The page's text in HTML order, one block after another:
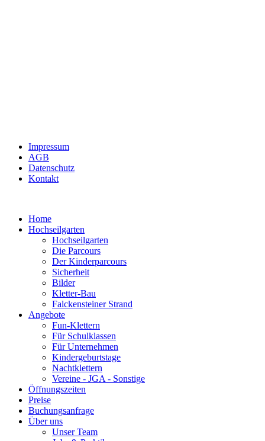
Impressum
AGB
Datenschutz
Kontakt
Home
Hochseilgarten
Hochseilgarten
Die Parcours
Der Kinderparcours
Sicherheit
Bilder
Kletter-Bau
Falckensteiner Strand
Angebote
Fun-Klettern
Für Schulklassen
Für Unternehmen
Kindergeburtstage
Nachtklettern
Vereine - JGA - Sonstige
Öffnungszeiten
Preise
Buchungsanfrage
Über uns
Unser Team